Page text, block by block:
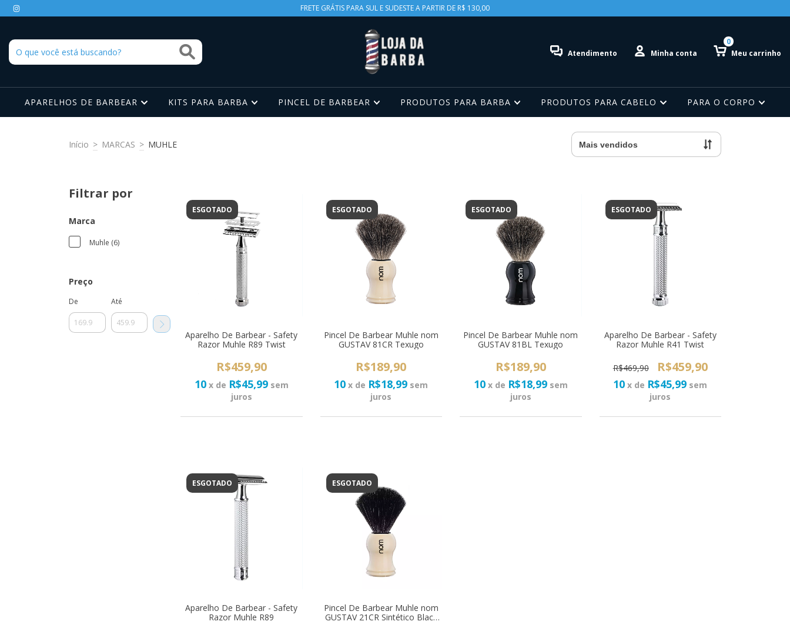
FRETE GRÁTIS PARA SUL E SUDESTE A PARTIR DE R$ 130,00
Atendimento Minha conta Meu carrinho
0
APARELHOS DE BARBEAR KITS PARA BARBA PINCEL DE BARBEAR PRODUTOS PARA BARBA PRODUTOS PARA CABELO PARA O CORPO
Início > MARCAS > MUHLE
Filtrar por
Marca
Muhle (6)
Preço
De Até
ESGOTADO
Aparelho De Barbear - Safety
Razor Muhle R89 Twist
R$459,90
10 x de R$45,99 sem
juros
ESGOTADO
Pincel De Barbear Muhle nom
GUSTAV 81CR Texugo
R$189,90
10 x de R$18,99 sem
juros
ESGOTADO
Pincel De Barbear Muhle nom
GUSTAV 81BL Texugo
R$189,90
10 x de R$18,99 sem
juros
ESGOTADO
Aparelho De Barbear - Safety
Razor Muhle R41 Twist
R$469,90 R$459,90
10 x de R$45,99 sem
juros
ESGOTADO
Aparelho De Barbear - Safety
Razor Muhle R89
ESGOTADO
Pincel De Barbear Muhle nom
GUSTAV 21CR Sintético Black